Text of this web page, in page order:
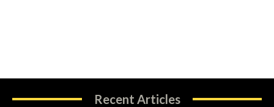
Recent Articles